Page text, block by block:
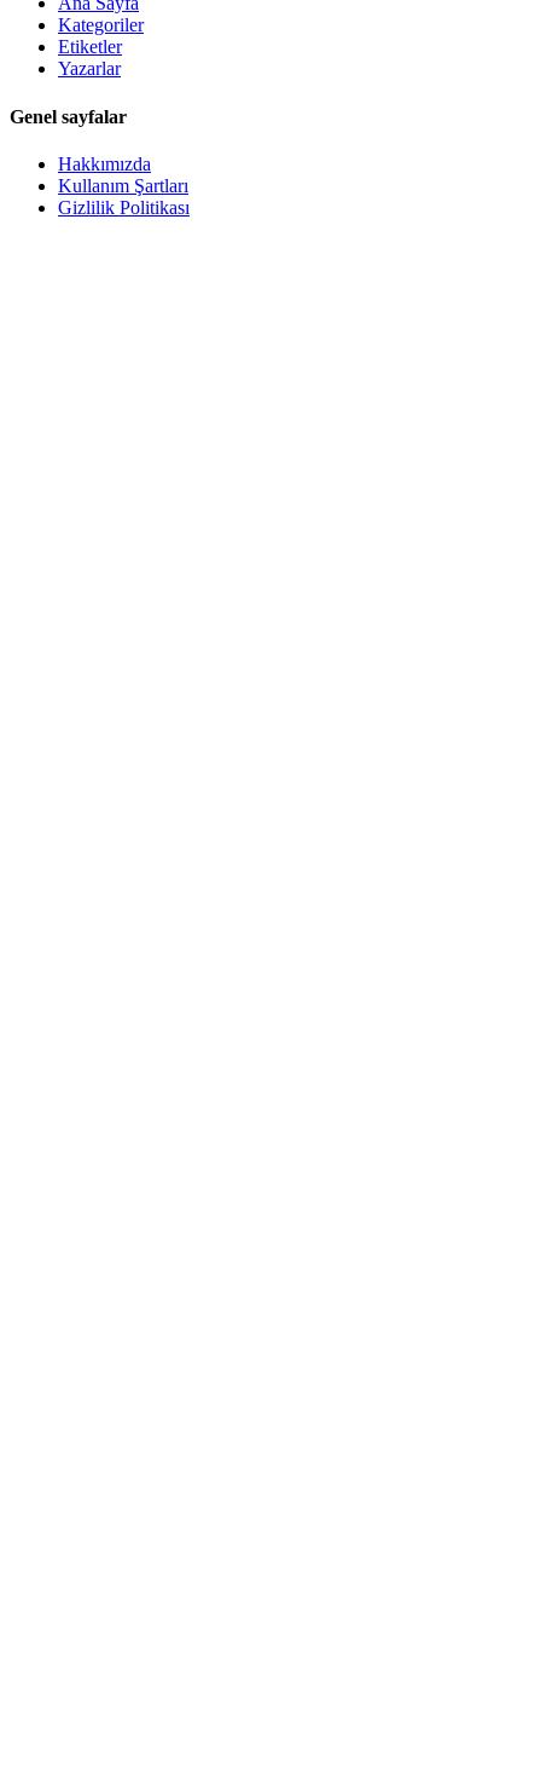
Kategoriler
Etiketler
Yazarlar
Genel sayfalar
Hakkımızda
Kullanım Şartları
Gizlilik Politikası